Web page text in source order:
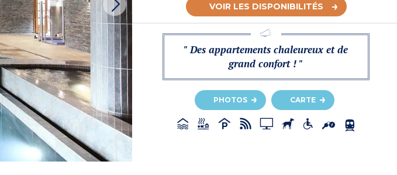
VOIR LES DISPONIBILITÉS
" Des appartements chaleureux et de
grand confort ! "
PHOTOS CARTE